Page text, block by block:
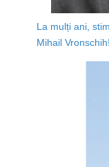
La mulți ani,
Mihail Vronschih!